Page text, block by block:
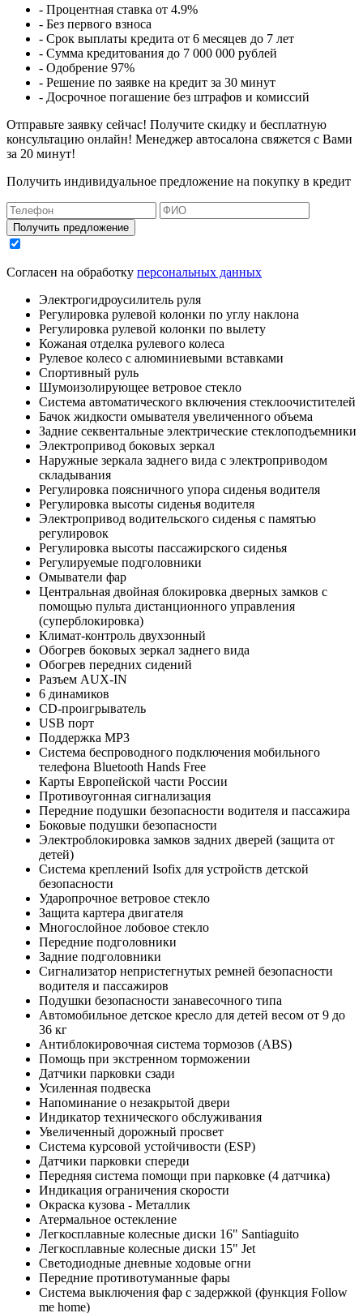
- Процентная ставка от 4.9%
- Без первого взноса
- Срок выплаты кредита от 6 месяцев до 7 лет
- Сумма кредитования до 7 000 000 рублей
- Одобрение 97%
- Решение по заявке на кредит за 30 минут
- Досрочное погашение без штрафов и комиссий
Отправьте заявку сейчас! Получите скидку и бесплатную
консультацию онлайн! Менеджер автосалона свяжется с Вами
за 20 минут!
Получить индивидуальное предложение на покупку в кредит
Получить предложение
Согласен на обработку персональных данных
Электрогидроусилитель руля
Регулировка рулевой колонки по углу наклона
Регулировка рулевой колонки по вылету
Кожаная отделка рулевого колеса
Рулевое колесо с алюминиевыми вставками
Спортивный руль
Шумоизолирующее ветровое стекло
Система автоматического включения стеклоочистителей
Бачок жидкости омывателя увеличенного объема
Задние секвентальные электрические стеклоподъемники
Электропривод боковых зеркал
Наружные зеркала заднего вида с электроприводом
складывания
Регулировка поясничного упора сиденья водителя
Регулировка высоты сиденья водителя
Электропривод водительского сиденья с памятью
регулировок
Регулировка высоты пассажирского сиденья
Регулируемые подголовники
Омыватели фар
Центральная двойная блокировка дверных замков с
помощью пульта дистанционного управления
(суперблокировка)
Климат-контроль двухзонный
Обогрев боковых зеркал заднего вида
Обогрев передних сидений
Разъем AUX-IN
6 динамиков
CD-проигрыватель
USB порт
Поддержка MP3
Система беспроводного подключения мобильного
телефона Bluetooth Hands Free
Карты Европейской части России
Противоугонная сигнализация
Передние подушки безопасности водителя и пассажира
Боковые подушки безопасности
Электроблокировка замков задних дверей (защита от
детей)
Система креплений Isofix для устройств детской
безопасности
Ударопрочное ветровое стекло
Защита картера двигателя
Многослойное лобовое стекло
Передние подголовники
Задние подголовники
Сигнализатор непристегнутых ремней безопасности
водителя и пассажиров
Подушки безопасности занавесочного типа
Автомобильное детское кресло для детей весом от 9 до
36 кг
Антиблокировочная система тормозов (ABS)
Помощь при экстренном торможении
Датчики парковки сзади
Усиленная подвеска
Напоминание о незакрытой двери
Индикатор технического обслуживания
Увеличенный дорожный просвет
Система курсовой устойчивости (ESP)
Датчики парковки спереди
Передняя система помощи при парковке (4 датчика)
Индикация ограничения скорости
Окраска кузова - Металлик
Атермальное остекление
Легкосплавные колесные диски 16" Santiaguito
Легкосплавные колесные диски 15" Jet
Светодиодные дневные ходовые огни
Передние противотуманные фары
Система выключения фар с задержкой (функция Follow
me home)